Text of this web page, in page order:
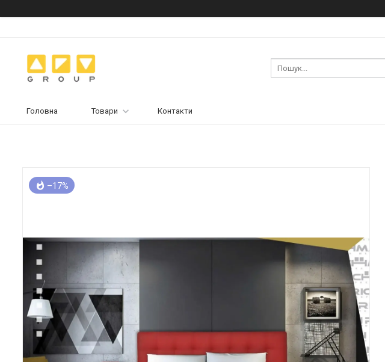
Головна Товари Контакти
–17%